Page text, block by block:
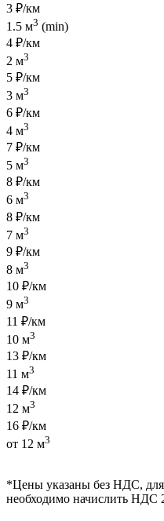
3 ₽/км
1.5 м3 (min)
4 ₽/км
2 м3
5 ₽/км
3 м3
6 ₽/км
4 м3
7 ₽/км
5 м3
8 ₽/км
6 м3
8 ₽/км
7 м3
9 ₽/км
8 м3
10 ₽/км
9 м3
11 ₽/км
10 м3
13 ₽/км
11 м3
14 ₽/км
12 м3
16 ₽/км
от 12 м3
*Цены указаны без НДС,
необходимо начислить НДС